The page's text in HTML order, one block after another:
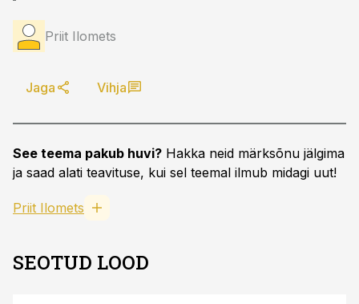
Priit Ilomets
Jaga Vihja
See teema pakub huvi? Hakka neid märksõnu jälgima
ja saad alati teavituse, kui sel teemal ilmub midagi uut!
Priit Ilomets
SEOTUD LOOD